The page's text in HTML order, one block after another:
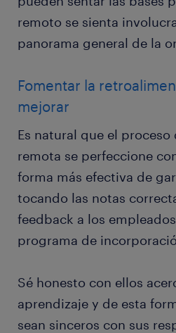
remoto se sienta
panorama general de la
Fomentar la
mejorar
Es natural que el
remota se perfeccione
forma más efectiva de
tocando las notas
feedback a los
programa de
Sé honesto con ellos
aprendizaje y de esta
sean sinceros con sus